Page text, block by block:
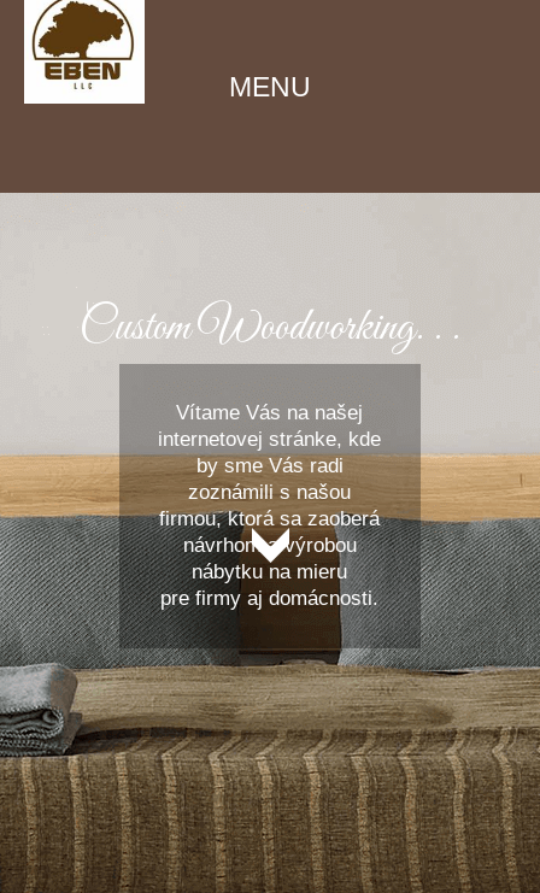
MENU
Custom Woodworking. . .
Vítame Vás na našej
internetovej stránke, kde
by sme Vás radi
zoznámili s našou
firmou, ktorá sa zaoberá
návrhom a výrobou
nábytku na mieru
pre firmy aj domácnosti.